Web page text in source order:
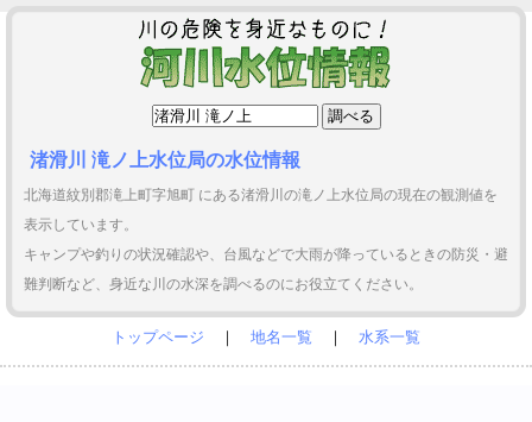
渚滑川 滝ノ上水位局の水位情報
北海道紋別郡滝上町字旭町 にある渚滑川の滝ノ上水位局の現在の観測値を
表示しています。
キャンプや釣りの状況確認や、台風などで大雨が降っているときの防災・避
難判断など、身近な川の水深を調べるのにお役立てください。
トップページ ｜ 地名一覧 ｜ 水系一覧